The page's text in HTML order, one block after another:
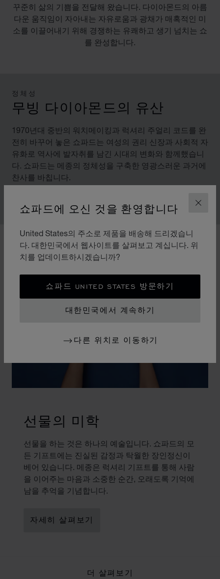
닫기
쇼파드에 오신 것을 환영합니다
United States의 주소로 제품을 배송해 드리겠습니
다. 대한민국에서 웹사이트를 살펴보고 계십니다. 위
치를 업데이트하시겠습니까?
쇼파드 UNITED STATES 방문하기
대한민국에서 계속하기
다른 위치로 이동하기
꾸준히 삶의 기쁨을 전달해 왔습니다. 다이아몬드의 아름
다운 움직임이 자아내는 자유로움과 광채가 매혹적인 미
소를 이끌어내기 위해 경쟁하는 유쾌하고 생기 넘치는 쇼
를 완성합니다.
정체성
무빙 다이아몬드의 유산
1970년대 중반의 워치메이킹과 럭셔리 주얼리 코드를 완
전히 바꾸어 놓은 쇼파드는 여성의 권리 신장과 사회적 자
유화로 역사에 발자취를 남긴 시대의 변화와 함께했습니
다. 쇼파드는 메종의 정체성을 구축한 영광스러운 과거에
찬사를 바칩니다.
00:02 02:11
선물의 미학
선물을 하는 것은 하나의 예술입니다. 쇼파드의 모
든 기프트에는 진실된 감정과 탁월한 장인정신이
베어 있습니다. 메종은 럭셔리 기프트를 통해 사람
을 이어주는 마음과 소중한 순간, 오래도록 기억에
남을 추억을 기념합니다.
자세히 살펴보기
더 살펴보기